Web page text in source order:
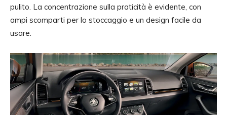
pulito. La concentrazione sulla praticità è evidente, con
ampi scomparti per lo stoccaggio e un design facile da
usare.